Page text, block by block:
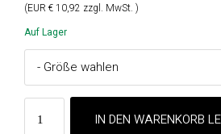
(EUR € 10,92 zzgl. MwSt. )
Auf Lager